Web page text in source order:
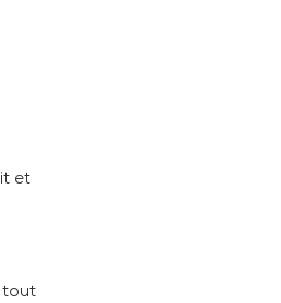
et
tout